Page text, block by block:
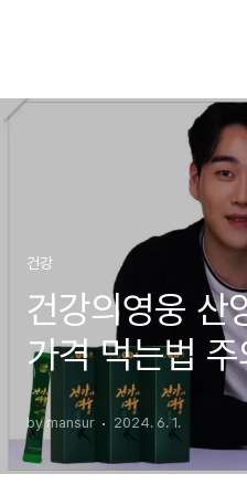
건강
건강의영웅 산
가격 먹는법 주
by mansur 2024. 6. 1.